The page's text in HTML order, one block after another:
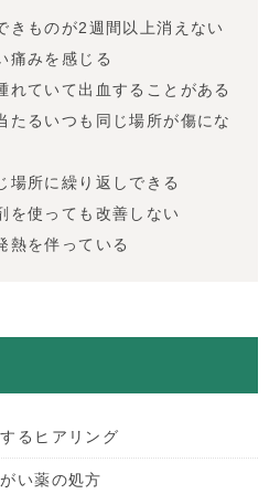
きものが2週間以上消えない
痛みを感じる
れていて出血することがある
たるいつも同じ場所が傷にな
場所に繰り返しできる
を使っても改善しない
熱を伴っている
るヒアリング
い薬の処方